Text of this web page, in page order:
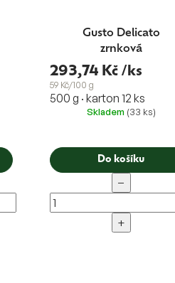
Gusto Delicato
zrnková
293,74 Kč /ks
59 Kč/100 g
500 g · karton 12 ks
Skladem (33 ks)
Do košíku
−
+